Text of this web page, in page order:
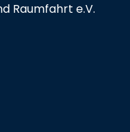
Raumfahrt e.V.